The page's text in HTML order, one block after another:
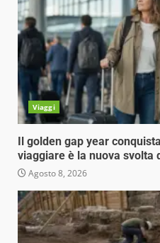
Viaggi
Il golden gap year
viaggiare è la nuova svolta
Agosto 8, 2026